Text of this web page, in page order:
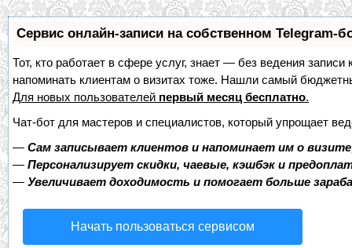
Сервис онлайн-записи на собственном Telegram-
Тот, кто работает в сфере услуг, знает — без ведения
напоминать клиентам о визитах тоже. Нашли самый
Для новых пользователей первый месяц бесплатно.
Чат-бот для мастеров и специалистов, который упрощает
— Сам записывает клиентов и напоминает им о
— Персонализирует скидки, чаевые, кэшбэк и
— Увеличивает доходимость и помогает больше
Начать пользоваться сервисом